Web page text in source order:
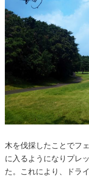
木を伐採したことでフ
に入るようになりプレ
た。これにより、ドラ